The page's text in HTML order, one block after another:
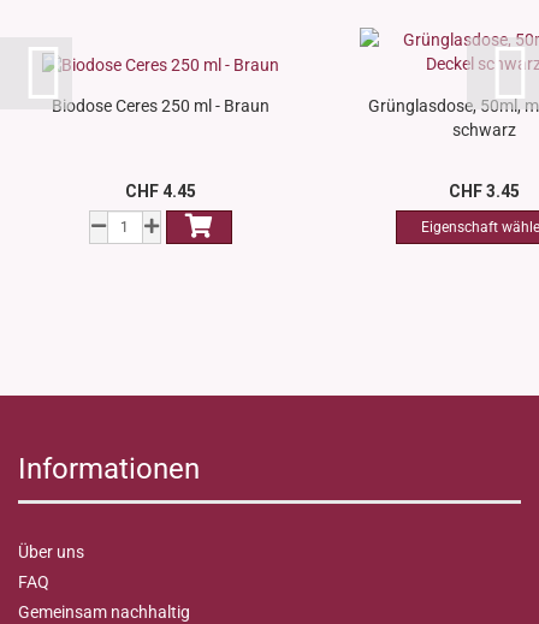
Biodose Ceres 250 ml - Braun
CHF 4.45
Grünglasdose, 50ml,
schwarz
CHF 3.45
Informationen
Über uns
FAQ
Gemeinsam nachhaltig